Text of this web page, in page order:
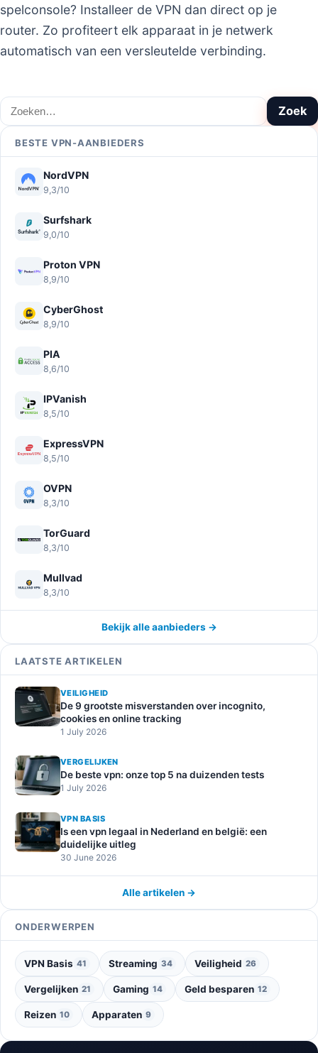
spelconsole? Installeer de VPN dan direct op je
router. Zo profiteert elk apparaat in je netwerk
automatisch van een versleutelde verbinding.
Zoeken Zoek
BESTE VPN-AANBIEDERS
NordVPN
9,3/10
Surfshark
9,0/10
Proton VPN
8,9/10
CyberGhost
8,9/10
PIA
8,6/10
IPVanish
8,5/10
ExpressVPN
8,5/10
OVPN
8,3/10
TorGuard
8,3/10
Mullvad
8,3/10
Bekijk alle aanbieders →
LAATSTE ARTIKELEN
VEILIGHEID
De 9 grootste misverstanden over incognito,
cookies en online tracking
1 July 2026
VERGELIJKEN
De beste vpn: onze top 5 na duizenden tests
1 July 2026
VPN BASIS
Is een vpn legaal in Nederland en belgië: een
duidelijke uitleg
30 June 2026
Alle artikelen →
ONDERWERPEN
VPN Basis 41 Streaming 34 Veiligheid 26
Vergelijken 21 Gaming 14 Geld besparen 12
Reizen 10 Apparaten 9